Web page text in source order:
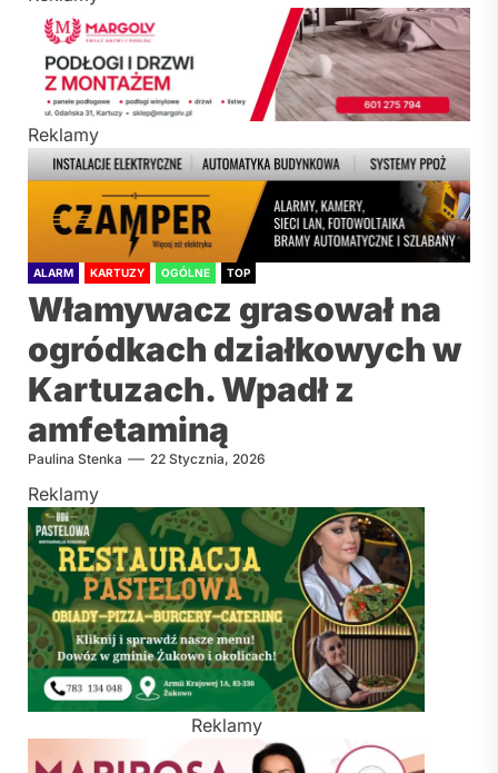
Reklamy
ALARM KARTUZY OGÓLNE TOP
Włamywacz grasował na
ogródkach działkowych w
Kartuzach. Wpadł z
amfetaminą
Paulina Stenka 22 Stycznia, 2026
Reklamy
Reklamy